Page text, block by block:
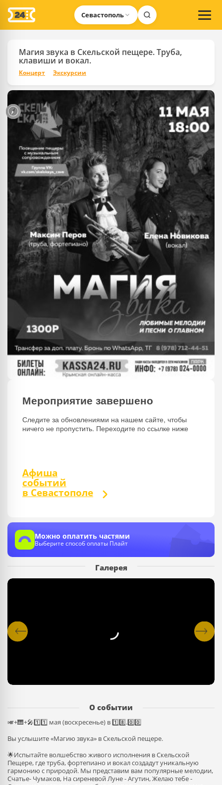
Севастополь
Магия звука в Скельской пещере. Труба,
клавиши и вокал.
Концерт Экскурсии
Мероприятие завершено
Следите за обновлениями на нашем сайте, чтобы
ничего не пропустить. Переходите по ссылке ниже
Афиша
событий
в Севастополе
Можно оплатить частями
Выберите способ оплаты Плайт
Галерея
О событии
🎺+🎹+🎤1️⃣1️⃣ мая (воскресенье) в 1️⃣8️⃣.0️⃣0️⃣
Вы услышите «Магию звука» в Скельской пещере.
🌟Испытайте волшебство живого исполнения в Скельской
Пещере, где труба, фортепиано и вокал создадут уникальную
гармонию с природой. Мы представим вам популярные мелодии,
Счатье- Чумаков, На сиреневой Луне - Агутин, Желаю тебе -